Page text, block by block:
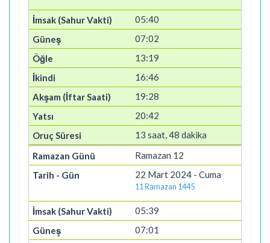
05:40
07:02
13:19
16:46
19:28
20:42
13 saat, 48 dakika
Ramazan 12
22 Mart 2024 - Cuma
11 Ramazan 1445
05:39
07:01